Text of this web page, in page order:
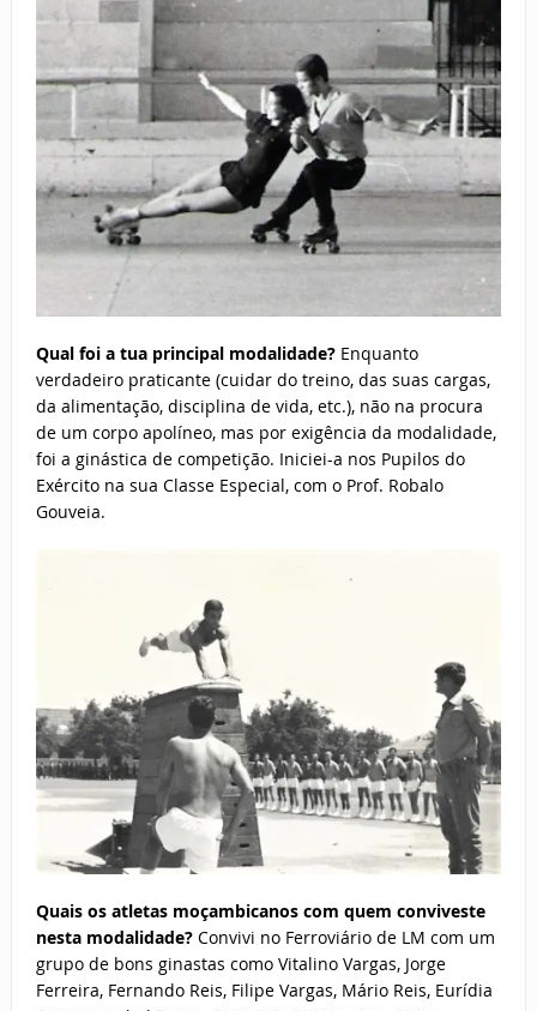
Qual foi a tua principal modalidade? Enquanto
verdadeiro praticante (cuidar do treino, das suas cargas,
da alimentação, disciplina de vida, etc.), não na procura
de um corpo apolíneo, mas por exigência da modalidade,
foi a ginástica de competição. Iniciei-a nos Pupilos do
Exército na sua Classe Especial, com o Prof. Robalo
Gouveia.
Quais os atletas moçambicanos com quem conviveste
nesta modalidade?Convivi no Ferroviário de LM com um
grupo de bons ginastas como Vitalino Vargas, Jorge
Ferreira, Fernando Reis, Filipe Vargas, Mário Reis, Eurídia